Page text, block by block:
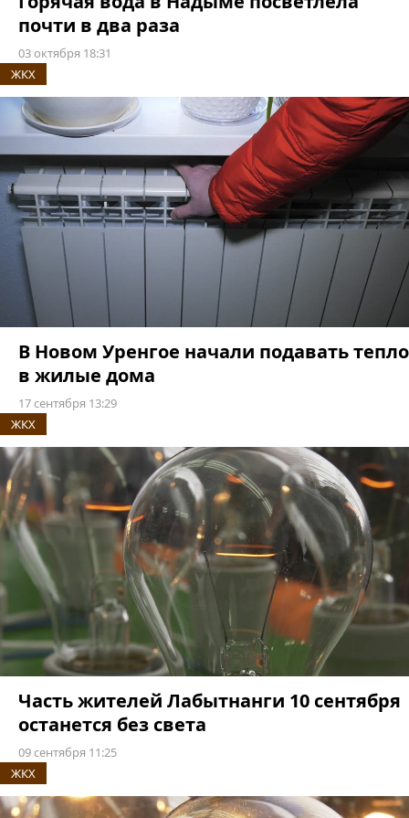
почти в два раза
03 октября 18:31
ЖКХ
В Новом Уренгое начали подавать тепло
в жилые дома
17 сентября 13:29
ЖКХ
Часть жителей Лабытнанги 10 сентября
останется без света
09 сентября 11:25
ЖКХ